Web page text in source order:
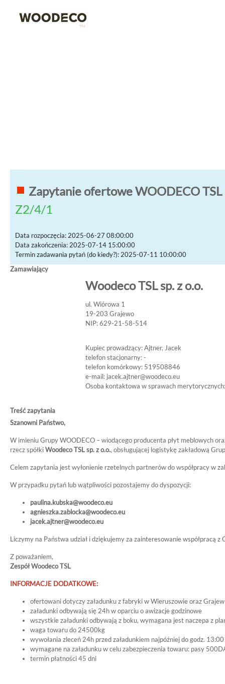
Zapytanie ofertowe WOODECO
Z2/4/1
Data rozpoczęcia: 2025-06-27 08:00:00
Data zakończenia: 2025-07-14 15:00:00
Termin zadawania pytań (do kiedy?): 2025-07-11 10:00:00
Zamawiający
Woodeco TSL sp. z o.o.
ul. Wiórowa 1
19-203 Grajewo
NIP: 629-21-58-514
Kupiec prowadzący: Ajtner, Jacek
telefon stacjonarny: -
telefon komórkowy: 519508846
e-mail: jacek.ajtner@woodeco.eu
Osoba kontaktowa w sprawach
Treść zapytania
Szanowni Państwo,
W imieniu Grupy WOODECO – wiodącego producenta płyt meblowych
rzecz spółkiWoodeco TSL sp. z o.o., obsługującej logistykę zakładową
Celem zapytania jest wyłonienie rzetelnych partnerów do współpracy w
W przypadku pytań lub wątpliwości pozostajemy do dyspozycji:
paulina.kubska@woodeco.eu
agnieszka.zablocka@woodeco.eu
jacek.ajtner@woodeco.eu
Liczymy na Państwa udział i dziękujemy za zainteresowanie współpracą z
Z poważaniem,
Zespół Woodeco TSL
INFORMACJE DODATKOWE:
ofertowani dotyczy załadunku z fabryki w Wieruszowie oraz
załadunki odbywają się 24h w oparciu o awizacje godzinowe
wszystkie załadunki odbywają z boku, wymagana jest naczepa z
waga towaru do 24500kg
wywołania zleceń 24h przed załadunkiem najpóźniej do godz.
wymagane na załadunku w celu zabezpieczenia towaru: pasy
termin płatności 45 dni